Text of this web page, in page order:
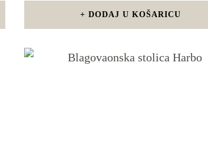
DODAJ U KOŠARICU